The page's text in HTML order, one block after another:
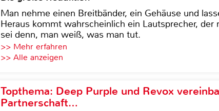
Man nehme einen Breitbänder, ein Gehäuse und
Heraus kommt wahrscheinlich ein Lautsprecher,
sei denn, man weiß, was man tut.
>> Mehr erfahren
>> Alle anzeigen
Topthema: Deep Purple und Revox
Partnerschaft…